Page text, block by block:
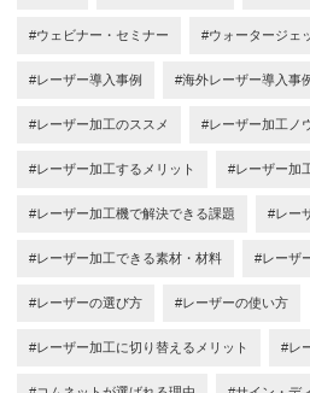
#ウェビナー・セミナー #ウォータージェ
#レーザー導入事例 #海外レーザー導入事
#レーザー加工のススメ #レーザー加工ノ
#レーザー加工するメリット #レーザー加
#レーザー加工機で解決できる課題 #レー
#レーザー加工できる素材・材料 #レーザ
#レーザーの選び方 #レーザーの使い方
#レーザー加工に切り替えるメリット #レ